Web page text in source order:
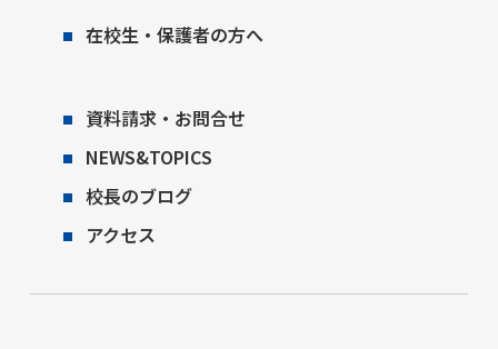
在校生・保護者の方へ
資料請求・お問合せ
NEWS&TOPICS
校長のブログ
アクセス